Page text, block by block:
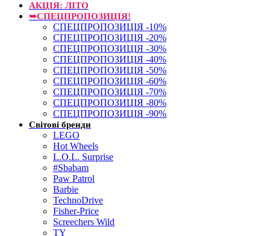
АКЦІЯ: ЛІТО
➥СПЕЦПРОПОЗИЦІЯ!
СПЕЦПРОПОЗИЦІЯ -10%
СПЕЦПРОПОЗИЦІЯ -20%
СПЕЦПРОПОЗИЦІЯ -30%
СПЕЦПРОПОЗИЦІЯ -40%
СПЕЦПРОПОЗИЦІЯ -50%
СПЕЦПРОПОЗИЦІЯ -60%
СПЕЦПРОПОЗИЦІЯ -70%
СПЕЦПРОПОЗИЦІЯ -80%
СПЕЦПРОПОЗИЦІЯ -90%
Світові бренди
LEGO
Hot Wheels
L.O.L. Surprise
#Sbabam
Paw Patrol
Barbie
TechnoDrive
Fisher-Price
Screechers Wild
TY